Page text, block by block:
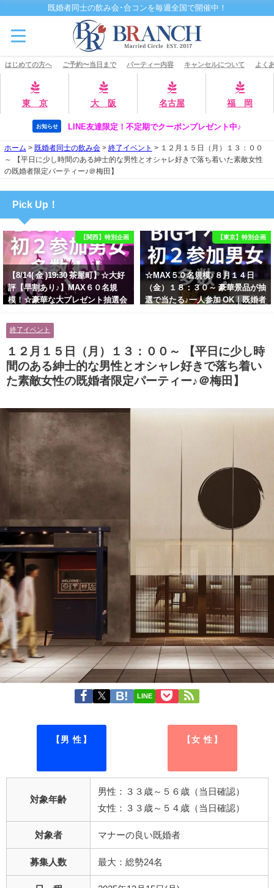
既婚者同士の飲み会･合コンを毎週全国で開催中！
はじめての方へ ご予約〜当日まで パーティー内容 キャンセルについて よく
東 京 大 阪 名古屋 福 岡
お知らせ LINE友達限定！不定期でクーポンプレゼント中♪
ホーム > 既婚者同士の飲み会> 終了イベント > １２月１５日（月）１３：００
～ 【平日に少し時間のある紳士的な男性とオシャレ好きで落ち着いた素敵女性
の既婚者限定パーティー♪＠梅田】
Pick Up！
【関西】特別企画
【8/14( 金 )19:30 茶屋町】☆大好
評【早割あり♪】MAX６０名規
模！☆豪華な大プレゼント抽選会
男性とオシャレ好きで落ち着いた
大人女性の既婚者限定ビッグパー
ティー♪＠茶屋町】
【東京】特別企画
☆MAX５０名規模♪８月１４日
（金）１８：３０～ 豪華景品が抽
選で当たる♪一人参加 OK｜既婚者
女性の既婚者限定ビッグパーティ
ー♪＠池袋】
終了イベント
１２月１５日（月）１３：００～ 【平日に少し時
間のある紳士的な男性とオシャレ好きで落ち着い
た素敵女性の既婚者限定パーティー♪＠梅田】
LINE
【男 性】 【女 性】
対象年齢
男性：３３歳～５６歳（当日確認）
女性：３３歳～５４歳（当日確認）
対象者 マナーの良い既婚者
募集人数 最大：総勢24名